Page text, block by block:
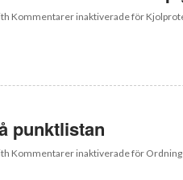
Kommentarer inaktiveradeför
punktlistan
Kommentarer inaktiveradeför Ordning